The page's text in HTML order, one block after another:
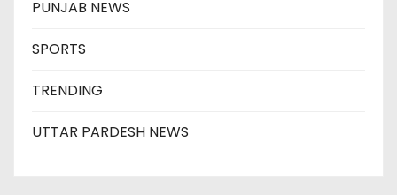
PUNJAB NEWS
SPORTS
TRENDING
UTTAR PARDESH NEWS